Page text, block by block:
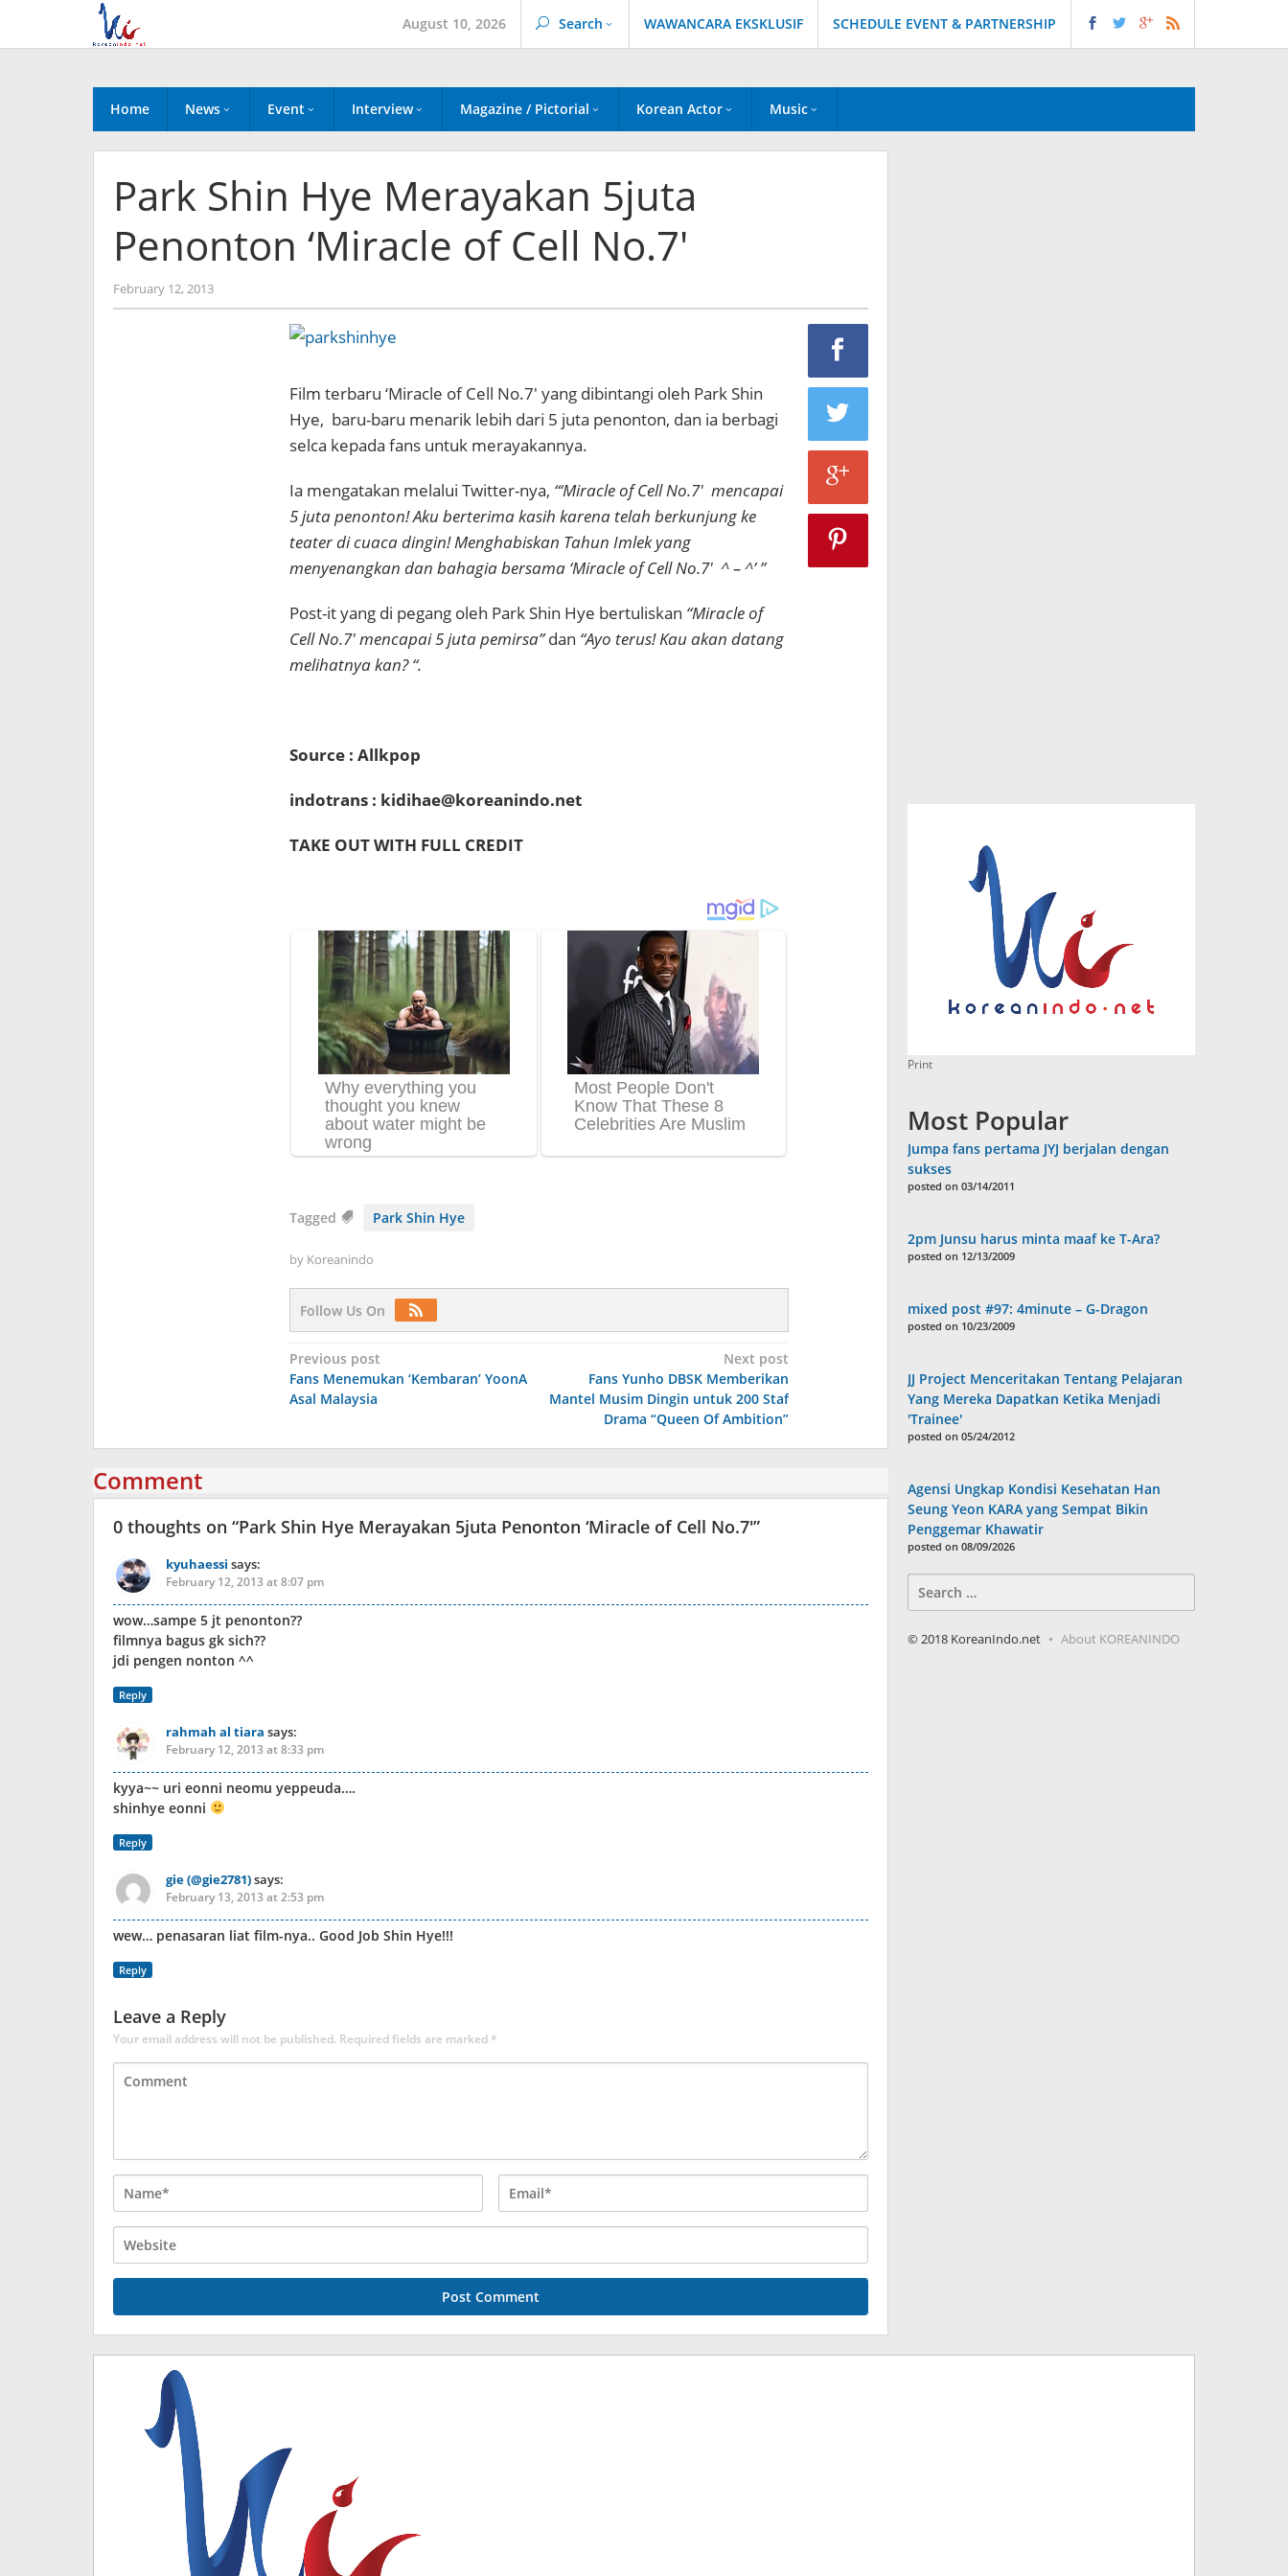
content
August 10, 2026 Search WAWANCARA EKSKLUSIF SCHEDULE EVENT & PARTNERSHIP
Home News Event Interview Magazine / Pictorial Korean Actor Music
Park Shin Hye Merayakan 5juta
Penonton ‘Miracle of Cell No.7′
February 12, 2013by
Koreanindo
Film terbaru ‘Miracle of Cell No.7′ yang dibintangi oleh Park Shin
Hye, baru-baru menarik lebih dari 5 juta penonton, dan ia berbagi
selca kepada fans untuk merayakannya.
Ia mengatakan melalui Twitter-nya, “‘Miracle of Cell No.7′ mencapai
5 juta penonton! Aku berterima kasih karena telah berkunjung ke
teater di cuaca dingin! Menghabiskan Tahun Imlek yang
menyenangkan dan bahagia bersama ‘Miracle of Cell No.7′ ^ – ^’ ”
Post-it yang di pegang oleh Park Shin Hye bertuliskan “Miracle of
Cell No.7′ mencapai 5 juta pemirsa”dan “Ayo terus! Kau akan datang
melihatnya kan? “.
Source : Allkpop
indotrans : kidihae@koreanindo.net
TAKE OUT WITH FULL CREDIT
Tagged Park Shin Hye
by Koreanindo
Follow Us On
Post
navigation
Previous post
Fans Menemukan ‘Kembaran’ YoonA
Asal Malaysia
Next post
Fans Yunho DBSK Memberikan
Mantel Musim Dingin untuk 200 Staf
Drama “Queen Of Ambition”
Comment
0 thoughts on “Park Shin Hye Merayakan 5juta Penonton ‘Miracle of Cell No.7′”
kyuhaessi says:
February 12, 2013 at 8:07 pm
wow…sampe 5 jt penonton??
filmnya bagus gk sich??
jdi pengen nonton ^^
Reply
rahmah al tiara says:
February 12, 2013 at 8:33 pm
kyya~~ uri eonni neomu yeppeuda….
shinhye eonni
Reply
gie (@gie2781)says:
February 13, 2013 at 2:53 pm
wew… penasaran liat film-nya.. Good Job Shin Hye!!!
Reply
Leave a Reply
Your email address will not be published. Required fields are marked*
Print
Most Popular
Jumpa fans pertama JYJ berjalan dengan
sukses
posted on 03/14/2011
2pm Junsu harus minta maaf ke T-Ara?
posted on 12/13/2009
mixed post #97: 4minute – G-Dragon
posted on 10/23/2009
JJ Project Menceritakan Tentang Pelajaran
Yang Mereka Dapatkan Ketika Menjadi
'Trainee'
posted on 05/24/2012
Agensi Ungkap Kondisi Kesehatan Han
Seung Yeon KARA yang Sempat Bikin
Penggemar Khawatir
posted on 08/09/2026
for:
© 2018 KoreanIndo.net About KOREANINDO